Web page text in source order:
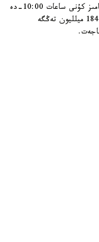
كيىك ءمۇيىزىنىڭ ءبىر كەلىسى 2،6 مىڭ ا ق ش دوللارى
باستالادى. وعان قاتىسۋ ءۇشىن 184،07 ميلليون تەڭگە